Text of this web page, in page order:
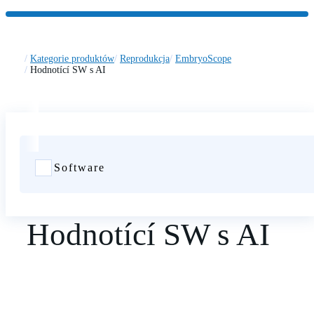
Kategorie produktów Reprodukcja EmbryoScope
Hodnotící SW s AI
Software
Hodnotící SW s AI